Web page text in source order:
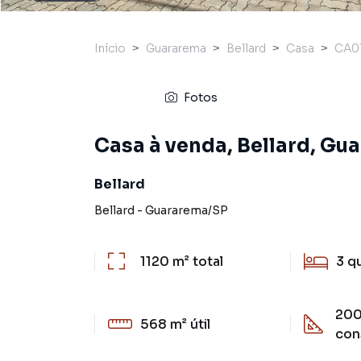
Início Guararema Bellard Casa
Fotos
Casa à venda, Bellard,
Bellard
Bellard - Guararema/SP
1120 m²total 3
568 m² útil